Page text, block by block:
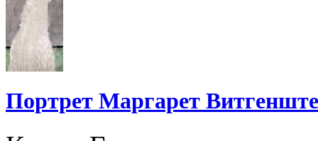
Портрет Маргарет